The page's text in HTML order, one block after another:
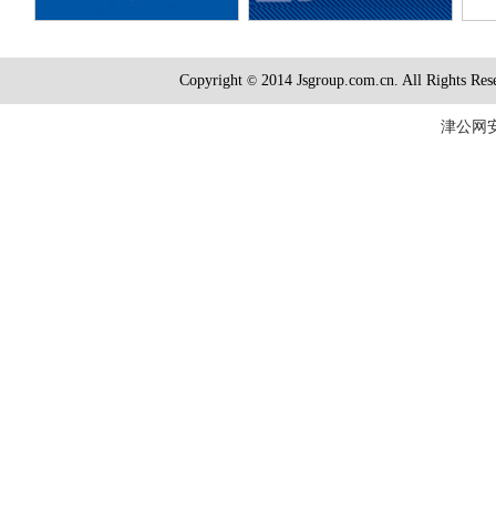
Copyright © 2014 Jsgroup.com.cn. All Rights
津公网